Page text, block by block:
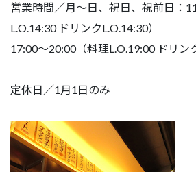
営業時間／月〜日、祝日、祝前日：
L.O.14:30 ドリンクL.O.14:30）
17:00〜20:00（料理L.O.19:00 ドリン
定休日／1月1日のみ